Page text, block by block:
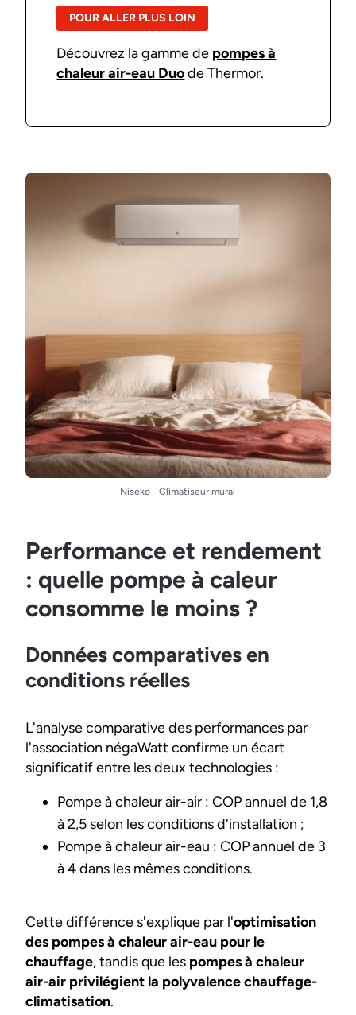
POUR ALLER PLUS LOIN
Découvrez la gamme de pompes à
chaleur air-eau Duode Thermor.
Niseko - Climatiseur mural
Performance et rendement
: quelle pompe à caleur
consomme le moins ?
Données comparatives en
conditions réelles
L'analyse comparative des performances par
l'association négaWatt confirme un écart
significatif entre les deux technologies :
Pompe à chaleur air-air : COP annuel de 1,8
à 2,5 selon les conditions d'installation ;
Pompe à chaleur air-eau : COP annuel de 3
à 4 dans les mêmes conditions.
Cette différence s'explique par l'optimisation
des pompes à chaleur air-eau pour le
chauffage, tandis que les pompes à chaleur
air-air privilégient la polyvalence chauffage-
climatisation.